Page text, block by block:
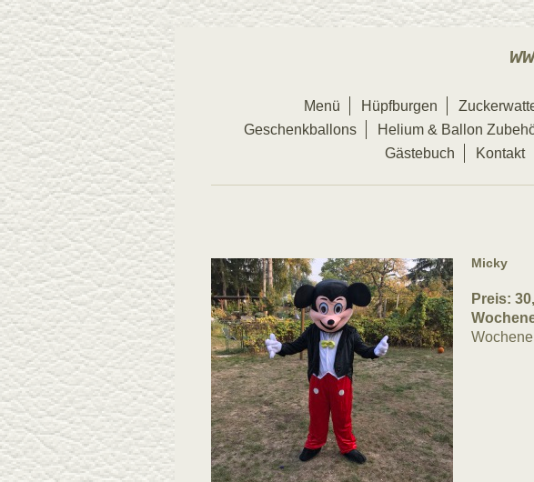
Menü Hüpfburgen
Geschenkballons
Helium & Ballon
Gästebuch
Kontakt
Micky
Preis: